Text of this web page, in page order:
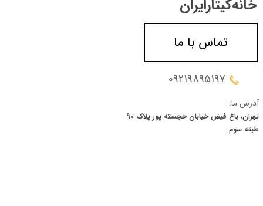
خانه‌گیتار‌ایران
09219895197
آدرس ما:
تهران، باغ فیض خیابان خجسته پور پلاک 90
​​​​​​​طبقه سوم
تماس با ما